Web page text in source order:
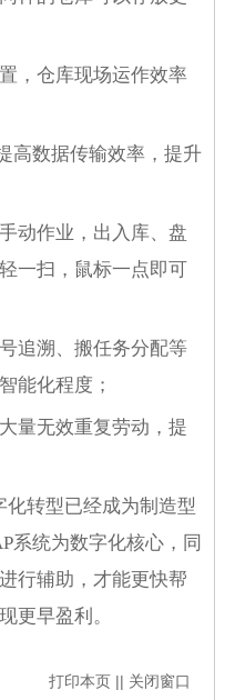
，仓库现场运作效率
高数据传输效率，提升
动作业，出入库、盘
一扫，鼠标一点即可
追溯、搬任务分配等
能化程度；
量无效重复劳动，提
转型已经成为制造型
系统为数字化核心，同
行辅助，才能更快帮
更早盈利。
打印本页|| 关闭窗口